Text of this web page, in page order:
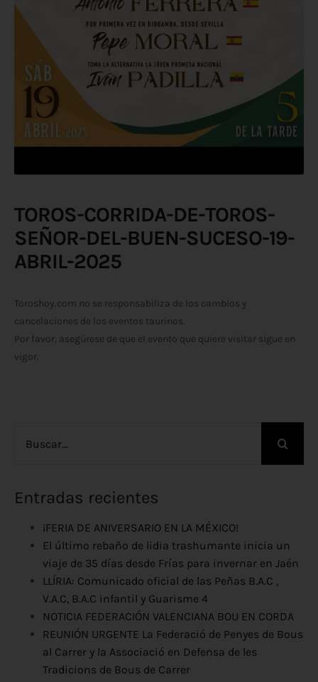
TOROS-CORRIDA-DE-TOROS-
SEÑOR-DEL-BUEN-SUCESO-19-
ABRIL-2025
Toroshoy.com no se responsabiliza de los cambios y
cancelaciones de los eventos taurinos.
Por favor, asegúrese de que el evento que quiere visitar sigue en
vigor.
Entradas recientes
¡FERIA DE ANIVERSARIO EN LA MÉXICO!
El último rebaño de lidia trashumante inicia un
viaje de 35 días desde Frías para invernar en Jaén
LLÍRIA: Comunicado oficial de las Peñas B.A.C ,
V.A.C, B.A.C infantil y Guarisme 4
NOTICIA FEDERACIÓN VALENCIANA BOU EN CORDA
REUNIÓN URGENTE La Federació de Penyes de Bous
al Carrer y la Associació en Defensa de les
Tradicions de Bous de Carrer